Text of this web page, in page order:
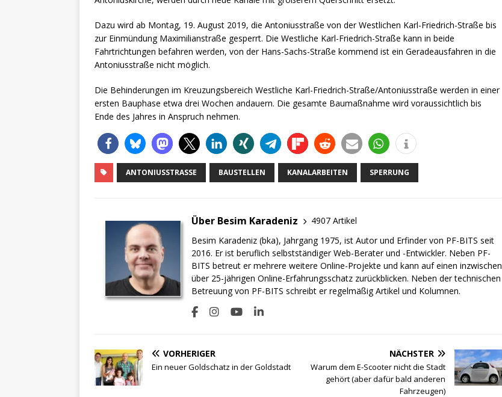
Dazu wird ab Montag, 19. August 2019, die Antoniusstraße von der Westlichen Karl-Friedrich-Straße bis
zur Einmündung Maximilianstraße gesperrt. Die Westliche Karl-Friedrich-Straße kann in beide
Fahrtrichtungen befahren werden, von der Hans-Sachs-Straße kommend ist ein Geradeausfahren in die
Antoniusstraße nicht möglich.
Die Behinderungen im Kreuzungsbereich Westliche Karl-Friedrich-Straße/Antoniusstraße werden in einer
ersten Bauphase etwa drei Wochen andauern. Die gesamte Baumaßnahme wird voraussichtlich bis
Ende des Jahres in Anspruch nehmen.
ANTONIUSSTRASSE BAUSTELLEN KANALARBEITEN SPERRUNG
Über Besim Karadeniz
4907 Artikel
Besim Karadeniz (bka), Jahrgang 1975, ist Autor und Erfinder von PF-BITS seit
2016. Er ist beruflich selbstständiger Web-Berater und -Entwickler. Neben PF-
BITS betreut er mehrere weitere Online-Projekte und kann auf einen inzwischen
über 25-jährigen Online-Erfahrungsschatz zurückblicken. Neben der technischen
Betreuung von PF-BITS schreibt er regelmäßig Artikel und Kolumnen.
VORHERIGER
Ein neuer Goldschatz in der Goldstadt
NÄCHSTER
Warum dem E-Scooter nicht die Stadt
gehört (aber dafür bald anderen
Fahrzeugen)